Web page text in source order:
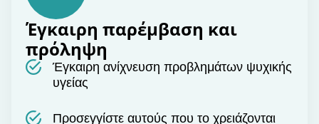
Έγκαιρη παρέμβαση και
πρόληψη
Έγκαιρη ανίχνευση προβλημάτων ψυχικής
υγείας
Προσεγγίστε αυτούς που το χρειάζονται